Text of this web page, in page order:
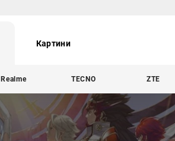
Картини
Realme TECNO ZTE